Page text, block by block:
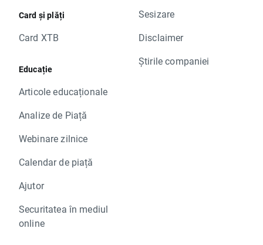
Card și plăți
Card XTB
Educație
Articole educaționale
Analize de Piață
Webinare zilnice
Calendar de piață
Ajutor
Securitatea în mediul
online
Sesizare
Disclaimer
Știrile companiei